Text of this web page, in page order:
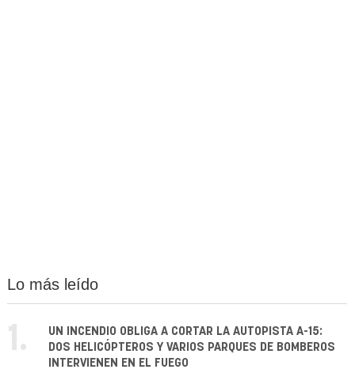
Lo más leído
1.
UN INCENDIO OBLIGA A CORTAR LA AUTOPISTA A-15:
DOS HELICÓPTEROS Y VARIOS PARQUES DE BOMBEROS
INTERVIENEN EN EL FUEGO